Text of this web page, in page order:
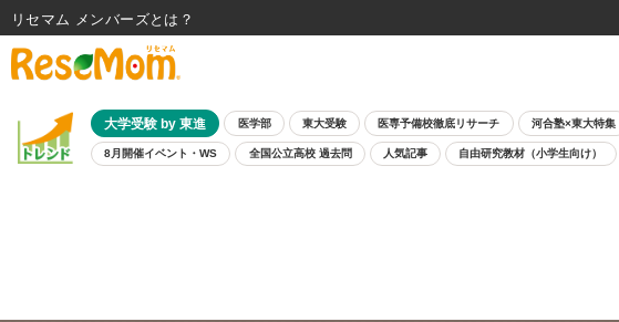
大学受験 by 東進 医学部 東大受験 医専予備校徹底リサーチ 河合塾×東大特集
8月開催イベント・WS 全国公立高校 過去問 人気記事 自由研究教材（小学生向け）
リセマム メンバーズ